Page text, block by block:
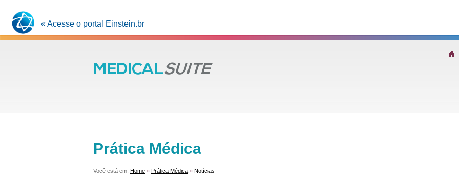
« Acesse o portal Einstein.br
Prática Médica
Você está em: Home » Prática Médica » Notícias